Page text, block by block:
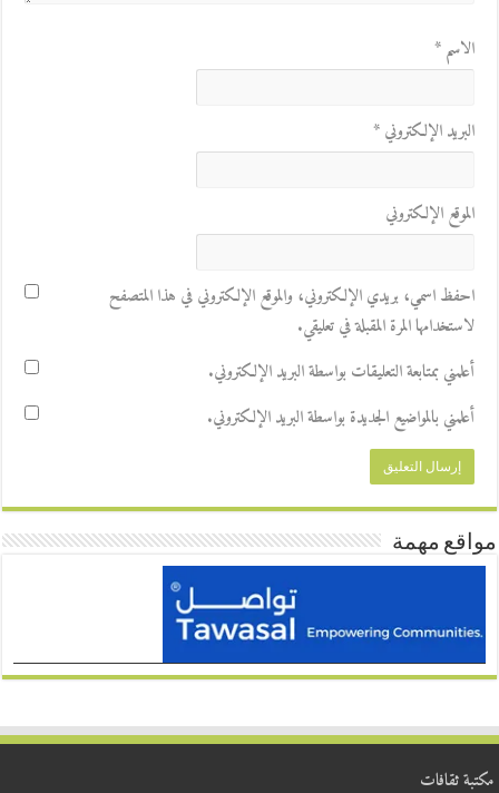
الاسم*
البريد الإلكتروني*
الموقع الإلكتروني
احفظ اسمي، بريدي الإلكتروني، والموقع الإلكتروني في هذا المتصفح
لاستخدامها المرة المقبلة في تعليقي.
أعلمني بمتابعة التعليقات بواسطة البريد الإلكتروني.
أعلمني بالمواضيع الجديدة بواسطة البريد الإلكتروني.
مواقع مهمة
مكتبة ثقافات